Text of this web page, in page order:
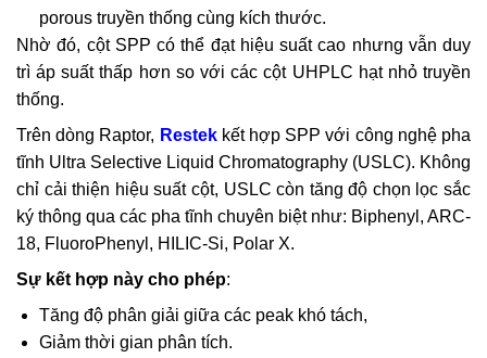
porous truyền thống cùng kích thước.
Nhờ đó, cột SPP có thể đạt hiệu suất cao nhưng vẫn duy
trì áp suất thấp hơn so với các cột UHPLC hạt nhỏ truyền
thống.
Trên dòng Raptor, Restekkết hợp SPP với công nghệ pha
tĩnh Ultra Selective Liquid Chromatography (USLC). Không
chỉ cải thiện hiệu suất cột, USLC còn tăng độ chọn lọc sắc
ký thông qua các pha tĩnh chuyên biệt như: Biphenyl, ARC-
18, FluoroPhenyl, HILIC-Si, Polar X.
Sự kết hợp này cho phép:
Tăng độ phân giải giữa các peak khó tách,
Giảm thời gian phân tích.